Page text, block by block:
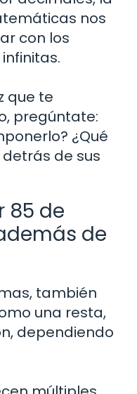
nos
con los
que te
pregúntate:
¿Qué
de sus
85 de
de
también
una resta,
dependiendo